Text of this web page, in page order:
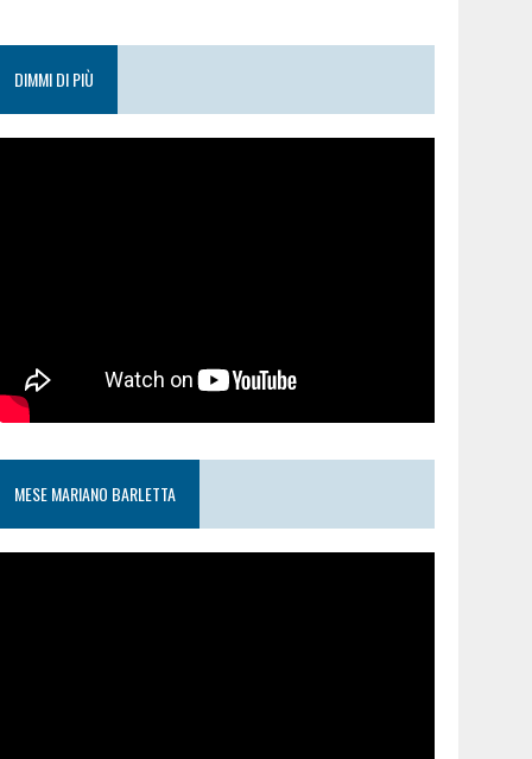
DIMMI DI PIÙ
MESE MARIANO BARLETTA